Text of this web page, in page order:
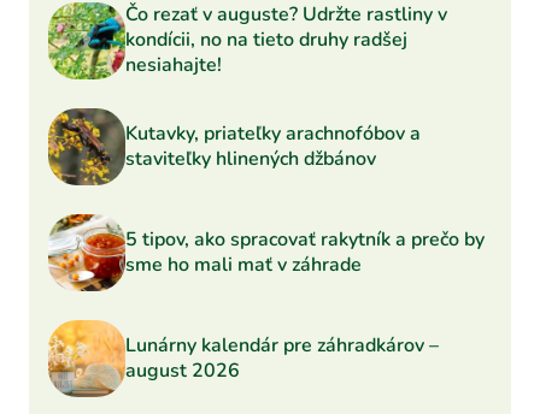
Čo rezať v auguste? Udržte rastliny v
kondícii, no na tieto druhy radšej
nesiahajte!
Kutavky, priateľky arachnofóbov a
staviteľky hlinených džbánov
5 tipov, ako spracovať rakytník a prečo by
sme ho mali mať v záhrade
Lunárny kalendár pre záhradkárov –
august 2026